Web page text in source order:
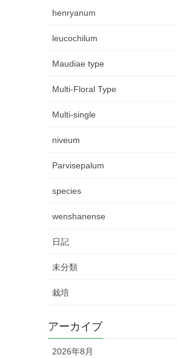
henryanum
leucochilum
Maudiae type
Multi-Floral Type
Multi-single
niveum
Parvisepalum
species
wenshanense
日記
未分類
栽培
アーカイブ
2026年8月